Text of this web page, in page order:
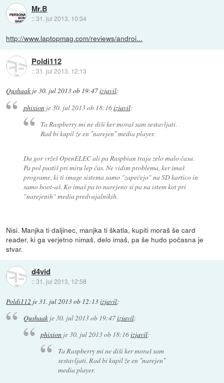
Mr.B
::31. jul 2013, 10:34
http://www.laptopmag.com/reviews/androi...
Poldi112
::31. jul 2013, 12:13
Qushaak je30. jul 2013 ob 19:47izjavil:
phixionje30. jul 2013 ob 18:16izjavil:
Ta Raspberry mi ne diši ker moraš sam sestavljati.
Rad bi kupil že en ˝narejen˝ media player.
Da gor vržeš OpenELEC ali pa Raspbian traja zelo malo časa.
Pa pol pustiš pri miru lep čas. Ne vidim problema, ker imaš
programe, ki ti image sistema samo "zapečejo" na SD kartico in
samo boot-aš. Ko imaš pa to narejeno si pa na istem kot pri
"narejenih" media predvajalnikih.
Nisi. Manjka ti daljinec, manjka ti škatla, kupiti moraš še card
reader, ki ga verjetno nimaš, delo imaš, pa še hudo počasna je
stvar.
d4vid
::31. jul 2013, 12:58
Poldi112 je31. jul 2013 ob 12:13izjavil:
Qushaakje30. jul 2013 ob 19:47izjavil:
phixion je30. jul 2013 ob 18:16izjavil:
Ta Raspberry mi ne diši ker moraš sam
sestavljati. Rad bi kupil že en ˝narejen˝
media player.